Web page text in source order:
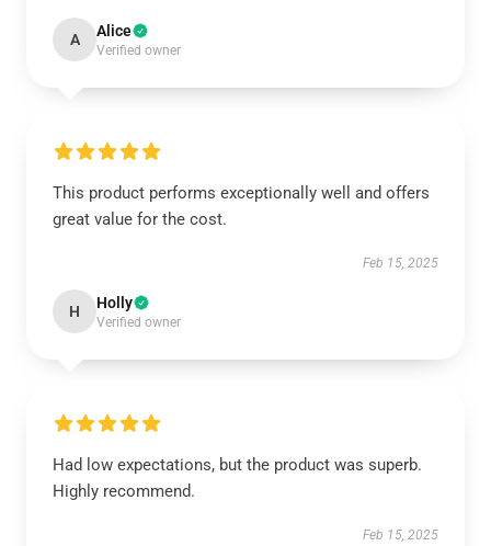
A Alice
Verified owner
This product performs exceptionally well and offers
great value for the cost.
Feb 15, 2025
H Holly
Verified owner
Had low expectations, but the product was superb.
Highly recommend.
Feb 15, 2025